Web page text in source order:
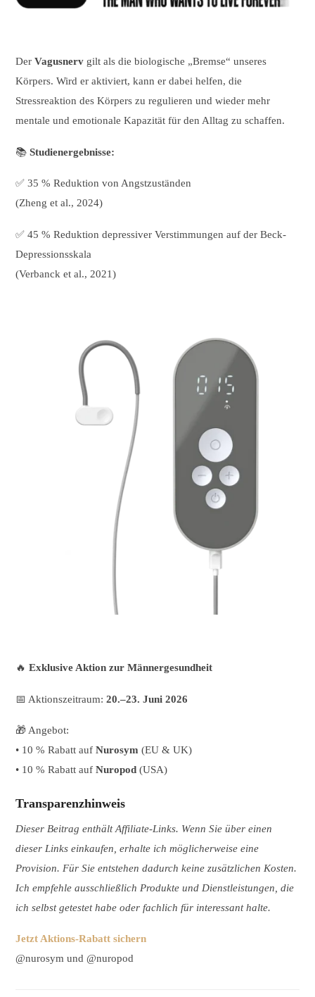
DerVagusnerv gilt als die biologische „Bremse“ unseres
Körpers. Wird er aktiviert, kann er dabei helfen, die
Stressreaktion des Körpers zu regulieren und wieder mehr
mentale und emotionale Kapazität für den Alltag zu schaffen.
📚Studienergebnisse:
✅ 35 % Reduktion von Angstzuständen
(Zheng et al., 2024)
✅ 45 % Reduktion depressiver Verstimmungen auf der Beck-
Depressionsskala
(Verbanck et al., 2021)
🔥Exklusive Aktion zur Männergesundheit
📅 Aktionszeitraum:20.–23. Juni 2026
🎁 Angebot:
• 10 % Rabatt aufNurosym (EU & UK)
• 10 % Rabatt aufNuropod (USA)
Transparenzhinweis
Dieser Beitrag enthält Affiliate-Links. Wenn Sie über einen
dieser Links einkaufen, erhalte ich möglicherweise eine
Provision. Für Sie entstehen dadurch keine zusätzlichen Kosten.
Ich empfehle ausschließlich Produkte und Dienstleistungen, die
ich selbst getestet habe oder fachlich für interessant halte.
Jetzt Aktions-Rabatt sichern
@nurosym und @nuropod